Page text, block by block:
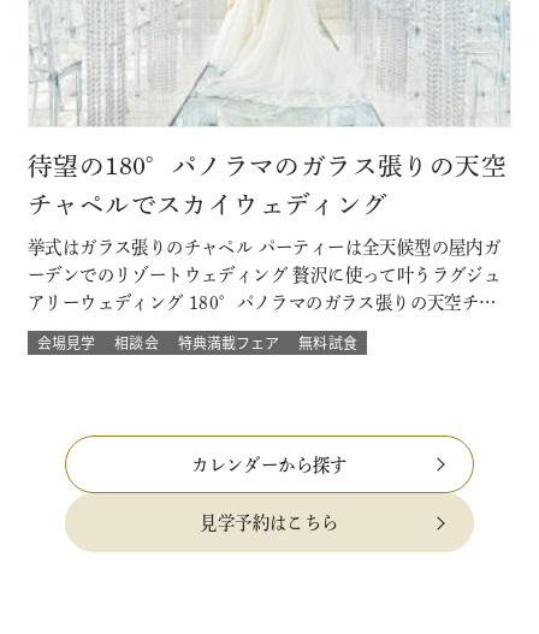
待望の180°パノラマのガラス張りの天空
チャペルでスカイウェディング
挙式はガラス張りのチャペル パーティーは全天候型の屋内ガ
ーデンでのリゾートウェディング 贅沢に使って叶うラグジュ
アリーウェディング 180°パノラマのガラス張りの天空チャ
ペルでは 流れる雲や透き通る青空に包まれ まるで空の上で
挙げる結婚式 組数限定！でご提供！ このフェアに含まれるコ
会場見学 相談会 特典満載フェア 無料試食
カレンダーから探す
見学予約はこちら